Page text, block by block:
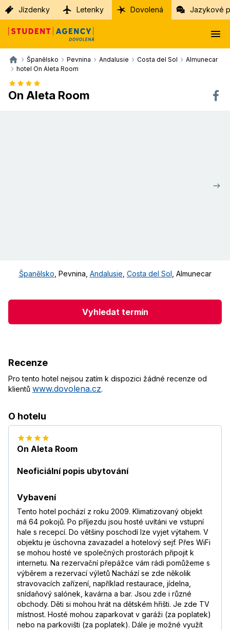
Jízdenky Letenky Dovolená Jazykové
Španělsko Pevnina Andalusie Costa del Sol
Almunecar
hotel On Aleta Room
On Aleta Room
Španělsko Pevnina Andalusie Costa del Sol Almunecar
Vyhledat termín
Recenze
Pro tento hotel nejsou zatím k dispozici žádné recenze od
klientů www.dovolena.cz.
O hotelu
On Aleta Room
Neoficiální popis ubytování
Vybavení
Tento hotel pochází z roku 2009. Klimatizovaný objekt
má 64 pokojů. Po příjezdu jsou hosté uvítáni ve vstupní
hale s recepcí. Do většiny poschodí lze vyjet výtahem. V
objektu je úschovna zavazadel a hotelový sejf. Přes WiFi
se mohou hosté ve společných prostorách připojit k
internetu. Na rezervační přepážce vám rádi pomůžeme s
výběrem a rezervací výletů Nachází se zde několik
stravovacích zařízení, například restaurace, jídelna,
snídaňový salónek, kavárna a bar. Jsou zde i různé
obchody. Děti si mohou hrát na dětském hřišti. Je zde TV
místnost. Hosté mohou zaparkovat v garáži (za poplatek)
nebo na parkovišti (za poplatek). Dále je možné využít